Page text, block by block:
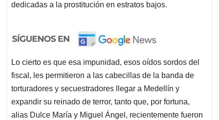
dedicadas a la prostitución en estratos bajos.
Lo cierto es que esa impunidad, esos oídos sordos del
fiscal, les permitieron a las cabecillas de la banda de
torturadores y secuestradores llegar a Medellín y
expandir su reinado de terror, tanto que, por fortuna,
alias Dulce María y Miguel Ángel, recientemente fueron